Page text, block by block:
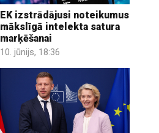
EK izstrādājusi noteikumus
mākslīgā intelekta satura
marķēšanai
10. jūnijs, 18:36